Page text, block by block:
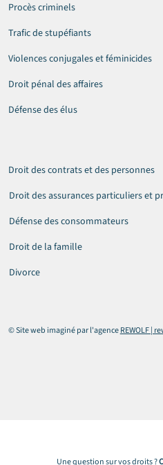
© Site web imaginé par l'agenceREWOLF |
Procès criminels
Trafic de stupéfiants
Violences conjugales et féminicides
Droit pénal des affaires
Défense des élus
Droit des contrats et des personnes
Droit des assurances particuliers et
Défense des consommateurs
Droit de la famille
Divorce
Une question sur vos droits ?